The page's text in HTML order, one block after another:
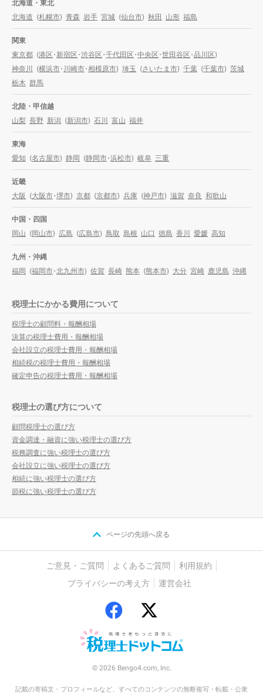
北海道・東北
北海道 (札幌市) 青森 岩手 宮城 (仙台市) 秋田 山形 福島
関東
東京都 (港区・新宿区・渋谷区・千代田区・中央区・世田谷区・品川区)
神奈川
(横浜市・川崎市・相模原市) 埼玉 (さいたま市) 千葉 (千葉市) 茨城
栃木 群馬
北陸・甲信越
山梨 長野 新潟 (新潟市) 石川 富山 福井
東海
愛知 (名古屋市) 静岡 (静岡市・浜松市) 岐阜 三重
近畿
大阪 (大阪市・堺市) 京都 (京都市) 兵庫 (神戸市) 滋賀 奈良 和歌山
中国・四国
岡山 (岡山市) 広島 (広島市) 鳥取 島根 山口 徳島 香川 愛媛 高知
九州・沖縄
福岡 (福岡市・北九州市) 佐賀 長崎 熊本 (熊本市) 大分 宮崎 鹿児島 沖縄
税理士にかかる費用について
税理士の顧問料・報酬相場
決算の税理士費用・報酬相場
会社設立の税理士費用・報酬相場
相続税の税理士費用・報酬相場
確定申告の税理士費用・報酬相場
税理士の選び方について
顧問税理士の選び方
資金調達・融資に強い税理士の選び方
税務調査に強い税理士の選び方
会社設立に強い税理士の選び方
相続に強い税理士の選び方
節税に強い税理士の選び方
ページの先頭へ戻る
ご意見・ご質問 よくあるご質問
利用規約
プライバシーの考え方
運営会社
© 2026 Bengo4.com, Inc.
記載の寄稿文・プロフィールなど、すべてのコンテンツの無断複写・転載・公衆